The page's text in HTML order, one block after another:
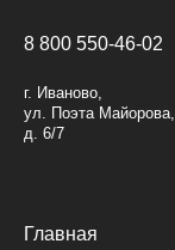
Главная
г. Иваново,
ул. Поэта Майорова,
д. 6/7
8 800 550-46-02